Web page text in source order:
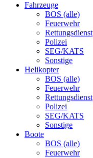
Fahrzeuge
BOS (alle)
Feuerwehr
Rettungsdienst
Polizei
SEG/KATS
Sonstige
Helikopter
BOS (alle)
Feuerwehr
Rettungsdienst
Polizei
SEG/KATS
Sonstige
Boote
BOS (alle)
Feuerwehr